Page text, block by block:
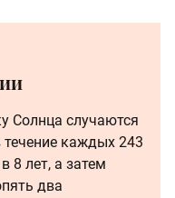
Солнца случаются
каждых 243
8 лет, а затем
два